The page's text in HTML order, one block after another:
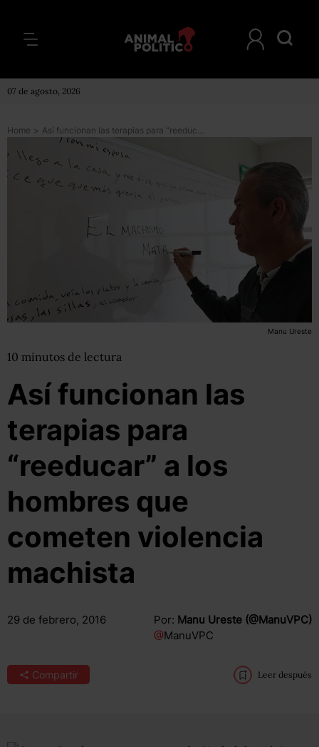
07 de agosto, 2026
Home > Así funcionan las terapias para “reeducar” a los hombres que cometen violencia machista
Manu Ureste
10 minutos de lectura
Así funcionan las
terapias para
“reeducar” a los
hombres que
cometen violencia
machista
29 de febrero, 2016 Por: Manu Ureste (@ManuVPC)
@ManuVPC
Compartir Leer después